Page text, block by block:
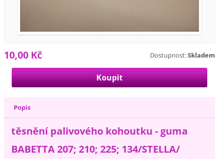
Dostupnost:Skladem
10,00 Kč
Popis
těsnění palivového kohoutku - guma
BABETTA 207; 210; 225; 134/STELLA/